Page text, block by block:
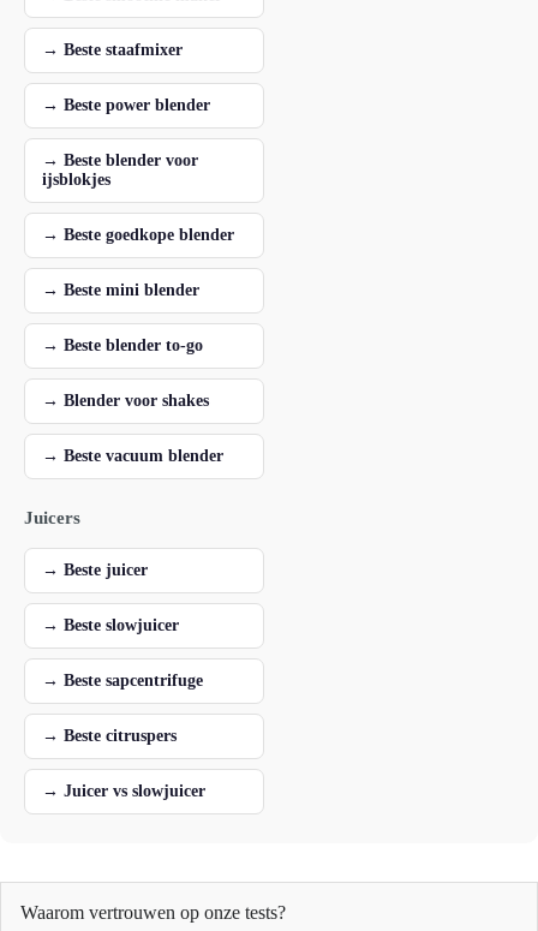
→ Beste staafmixer
→ Beste power blender
→ Beste blender voor
ijsblokjes
→ Beste goedkope blender
→ Beste mini blender
→ Beste blender to-go
→ Blender voor shakes
→ Beste vacuum blender
Juicers
→ Beste juicer
→ Beste slowjuicer
→ Beste sapcentrifuge
→ Beste citruspers
→ Juicer vs slowjuicer
Waarom vertrouwen op onze tests?